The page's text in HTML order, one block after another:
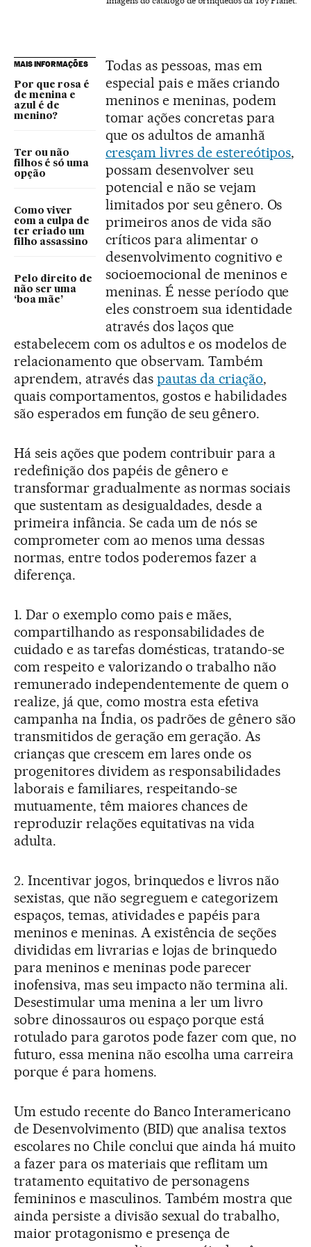
MAIS INFORMAÇÕES
Por que rosa é
de menina e
azul é de
menino?
Ter ou não
filhos é só uma
opção
Como viver
com a culpa de
ter criado um
filho assassino
Pelo direito de
não ser uma
‘boa mãe’
Todas as pessoas, mas em
especial pais e mães criando
meninos e meninas, podem
tomar ações concretas para
que os adultos de amanhã
cresçam livres de estereótipos,
possam desenvolver seu
potencial e não se vejam
limitados por seu gênero. Os
primeiros anos de vida são
críticos para alimentar o
desenvolvimento cognitivo e
socioemocional de meninos e
meninas. É nesse período que
eles constroem sua identidade
através dos laços que
estabelecem com os adultos e os modelos de
relacionamento que observam. Também
aprendem, através das pautas da criação,
quais comportamentos, gostos e habilidades
são esperados em função de seu gênero.
Há seis ações que podem contribuir para a
redefinição dos papéis de gênero e
transformar gradualmente as normas sociais
que sustentam as desigualdades, desde a
primeira infância. Se cada um de nós se
comprometer com ao menos uma dessas
normas, entre todos poderemos fazer a
diferença.
1. Dar o exemplo como pais e mães,
compartilhando as responsabilidades de
cuidado e as tarefas domésticas, tratando-se
com respeito e valorizando o trabalho não
remunerado independentemente de quem o
realize, já que, como mostra esta efetiva
campanha na Índia, os padrões de gênero são
transmitidos de geração em geração. As
crianças que crescem em lares onde os
progenitores dividem as responsabilidades
laborais e familiares, respeitando-se
mutuamente, têm maiores chances de
reproduzir relações equitativas na vida
adulta.
2. Incentivar jogos, brinquedos e livros não
sexistas, que não segreguem e categorizem
espaços, temas, atividades e papéis para
meninos e meninas. A existência de seções
divididas em livrarias e lojas de brinquedo
para meninos e meninas pode parecer
inofensiva, mas seu impacto não termina ali.
Desestimular uma menina a ler um livro
sobre dinossauros ou espaço porque está
rotulado para garotos pode fazer com que, no
futuro, essa menina não escolha uma carreira
porque é para homens.
Um estudo recente do Banco Interamericano
de Desenvolvimento (BID) que analisa textos
escolares no Chile conclui que ainda há muito
a fazer para os materiais que reflitam um
tratamento equitativo de personagens
femininos e masculinos. Também mostra que
ainda persiste a divisão sexual do trabalho,
maior protagonismo e presença de